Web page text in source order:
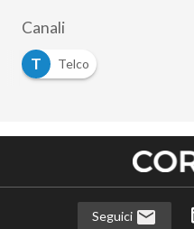
Canali
T
Telco
Seguici